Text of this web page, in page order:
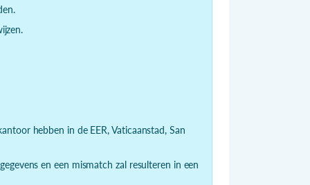
hebben in de EER, Vaticaanstad, San
en een mismatch zal resulteren in een